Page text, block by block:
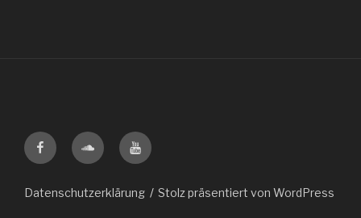
FacebookSoundcloudYoutube
Datenschutzerklärung Stolz präsentiert von WordPress